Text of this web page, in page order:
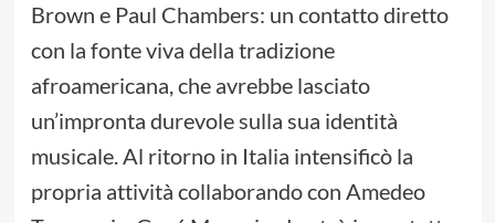
Brown e Paul Chambers: un contatto diretto
con la fonte viva della tradizione
afroamericana, che avrebbe lasciato
un’impronta durevole sulla sua identità
musicale. Al ritorno in Italia intensificò la
propria attività collaborando con Amedeo